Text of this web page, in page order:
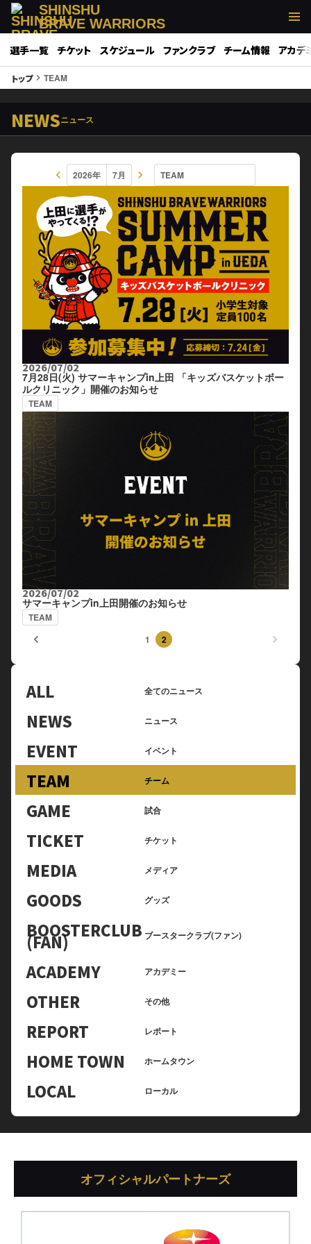
SHINSHU
BRAVE WARRIORS
選手一覧 チケット スケジュール ファンクラブ チーム情報 アカデ
トップkeyboard_arrow_right TEAM
NEWSニュース
keyboard_arrow_left keyboard_arrow_right
2026/07/02
7月28日(火) サマーキャンプin上田 「キッズバスケットボー
ルクリニック」開催のお知らせ
TEAM
2026/07/02
サマーキャンプin上田開催のお知らせ
TEAM
keyboard_arrow_left 1 2 keyboard_arrow_right
ALL 全てのニュース
NEWS ニュース
EVENT イベント
TEAM チーム
GAME 試合
TICKET チケット
MEDIA メディア
GOODS グッズ
BOOSTERCLUB
(FAN) ブースタークラブ(ファン)
ACADEMY アカデミー
OTHER その他
REPORT レポート
HOME TOWN ホームタウン
LOCAL ローカル
オフィシャルパートナーズ